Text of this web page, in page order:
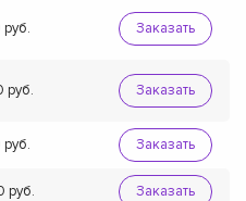
Заказать
Заказать
Заказать
Заказать